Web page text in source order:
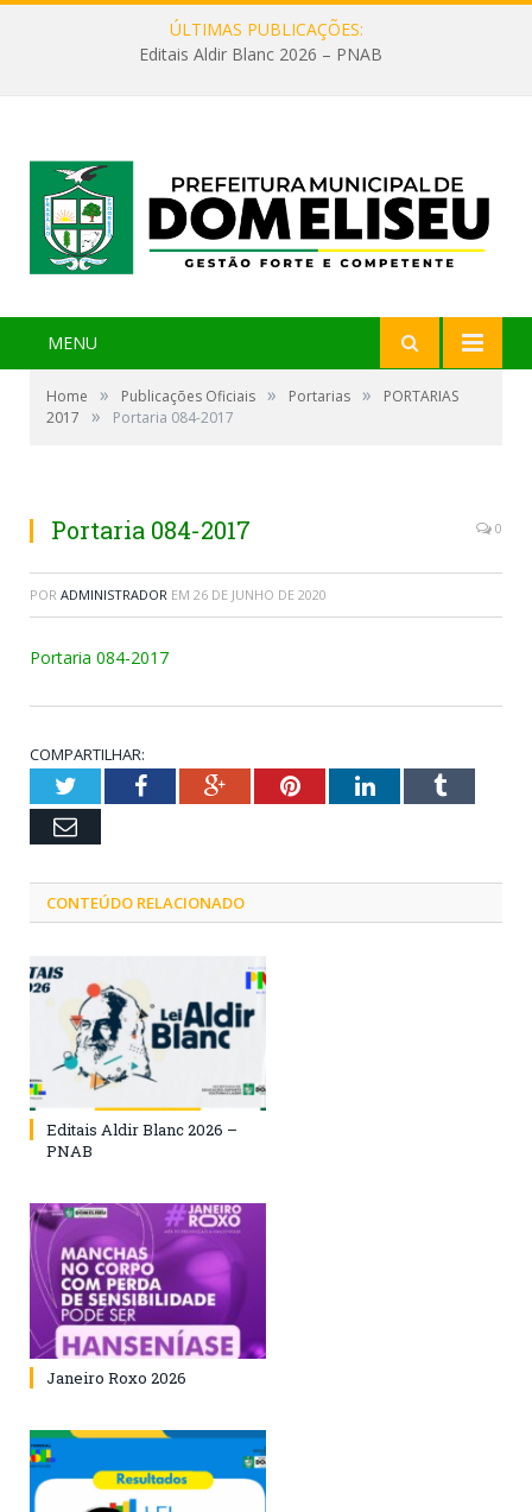
ÚLTIMAS PUBLICAÇÕES:
Editais Aldir Blanc 2026 – PNAB
MENU
Home » Publicações Oficiais » Portarias »
PORTARIAS
2017
» Portaria 084-2017
Portaria 084-2017 0
POR ADMINISTRADOR EM 26 DE JUNHO DE 2020
Portaria 084-2017
COMPARTILHAR:
TwitterFacebookGoogle+PinterestLinkedInTumblr
Email
CONTEÚDO RELACIONADO
Editais Aldir Blanc 2026 –
PNAB
Janeiro Roxo 2026